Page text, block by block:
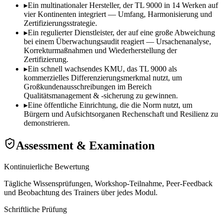
▸Ein multinationaler Hersteller, der TL 9000 in 14 Werken auf
vier Kontinenten integriert — Umfang, Harmonisierung und
Zertifizierungsstrategie.
▸Ein regulierter Dienstleister, der auf eine große Abweichung
bei einem Überwachungsaudit reagiert — Ursachenanalyse,
Korrekturmaßnahmen und Wiederherstellung der
Zertifizierung.
▸Ein schnell wachsendes KMU, das TL 9000 als
kommerzielles Differenzierungsmerkmal nutzt, um
Großkundenausschreibungen im Bereich
Qualitätsmanagement & -sicherung zu gewinnen.
▸Eine öffentliche Einrichtung, die die Norm nutzt, um
Bürgern und Aufsichtsorganen Rechenschaft und Resilienz zu
demonstrieren.
Assessment & Examination
Kontinuierliche Bewertung
Tägliche Wissensprüfungen, Workshop-Teilnahme, Peer-Feedback
und Beobachtung des Trainers über jedes Modul.
Schriftliche Prüfung